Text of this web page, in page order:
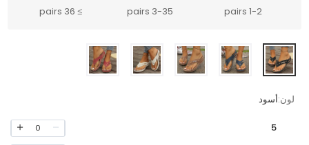
1-2 pairs
3-35 pairs
≥ 36 pairs
لون:أسود
5
0